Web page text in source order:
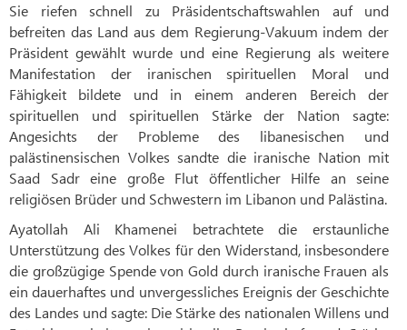
Sie riefen schnell zu Präsidentschaftswahlen auf und
befreiten das Land aus dem Regierung-Vakuum indem der
Präsident gewählt wurde und eine Regierung als weitere
Manifestation der iranischen spirituellen Moral und
Fähigkeit bildete und in einem anderen Bereich der
spirituellen und spirituellen Stärke der Nation sagte:
Angesichts der Probleme des libanesischen und
palästinensischen Volkes sandte die iranische Nation mit
Saad Sadr eine große Flut öffentlicher Hilfe an seine
religiösen Brüder und Schwestern im Libanon und Palästina.
Ayatollah Ali Khamenei betrachtete die erstaunliche
Unterstützung des Volkes für den Widerstand, insbesondere
die großzügige Spende von Gold durch iranische Frauen als
ein dauerhaftes und unvergessliches Ereignis der Geschichte
des Landes und sagte: Die Stärke des nationalen Willens und